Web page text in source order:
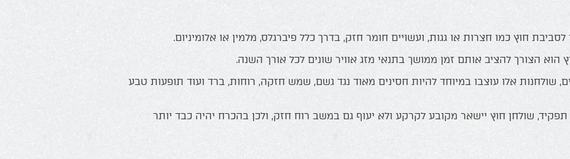
חוץ כמו חצרות או גגות, ועשויים חומר חזק, בדרך כלל פיברגלס, מלמין או אלומיניום.
הוא הצורך להציב אותם זמן ממושך בתנאי מזג אוויר שונים לכל אורך השנה.
שולחנות אלו עוצבו במיוחד להיות חסינים מאוד נגד גשם, שמש חזקה, רוחות, ברד ועוד תופעות טבע
תפקיד, שולחן חוץ יישאר מקובע לקרקע ולא יעוף גם במשב רוח חזק, ולכן בהכרח יהיה כבד יותר